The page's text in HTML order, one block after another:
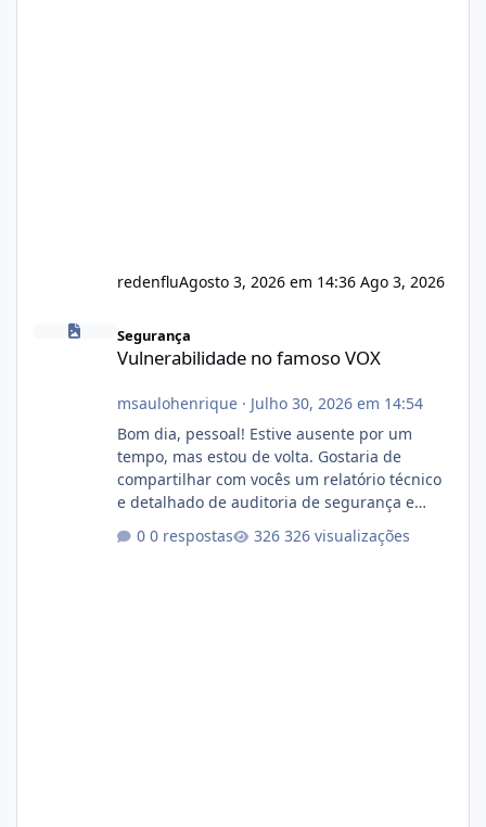
redenfluAgosto 3, 2026 em 14:36 Ago 3, 2026
Segurança
Vulnerabilidade no famoso VOX
msaulohenrique· Julho 30, 2026 em 14:54
Bom dia, pessoal! Estive ausente por um
tempo, mas estou de volta. Gostaria de
compartilhar com vocês um relatório técnico
e detalhado de auditoria de segurança e
atualmente em circulação e comercialização
0 respostas 326 visualizações